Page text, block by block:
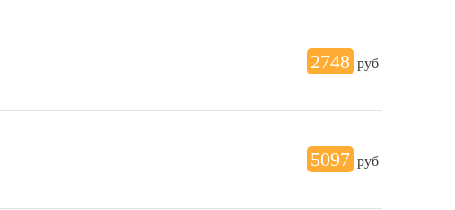
2748 руб
5097 руб